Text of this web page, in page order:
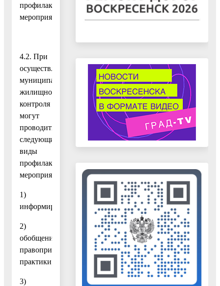
профилактических
мероприятий
4.2. При
осуществлении
муниципального
жилищного
контроля
могут
проводиться
следующие
виды
профилактических
мероприятий:
1)
информирование;
2)
обобщение
правоприменительной
практики;
3)